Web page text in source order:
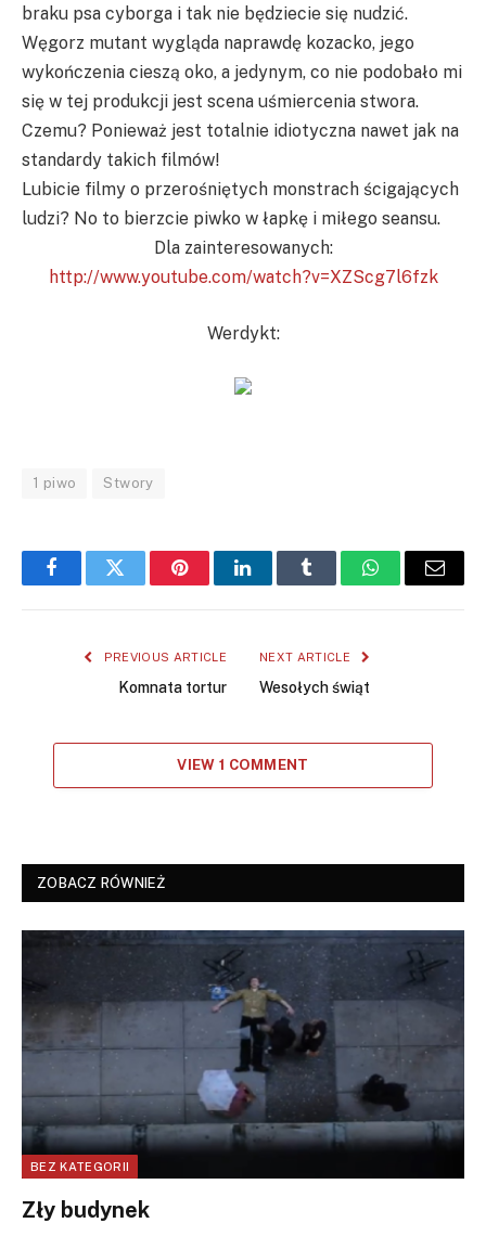
braku psa cyborga i tak nie będziecie się nudzić.
Węgorz mutant wygląda naprawdę kozacko, jego
wykończenia cieszą oko, a jedynym, co nie podobało mi
się w tej produkcji jest scena uśmiercenia stwora.
Czemu? Ponieważ jest totalnie idiotyczna nawet jak na
standardy takich filmów!
Lubicie filmy o przerośniętych monstrach ścigających
ludzi? No to bierzcie piwko w łapkę i miłego seansu.
Dla zainteresowanych:
http://www.youtube.com/watch?v=XZScg7l6fzk
Werdykt:
1 piwo Stwory
FacebookTwitter PinterestLinkedInTumblr WhatsAppEmail
PREVIOUS ARTICLE
Komnata tortur
NEXT ARTICLE
Wesołych świąt
VIEW 1 COMMENT
ZOBACZ RÓWNIEŻ
BEZ KATEGORII
Zły budynek